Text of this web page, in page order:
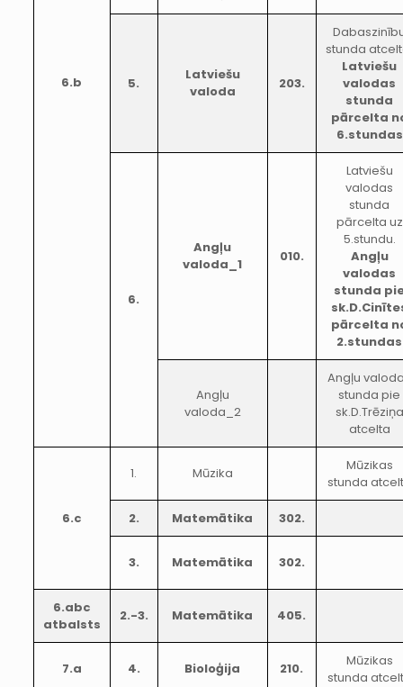
6.b 5.
Latviešu
valoda
203.
stunda
Latviešu
valodas
stunda
pārcelta
6.stundas
6.
Angļu
valoda_1
010.
Latviešu
valodas
stunda
pārcelta uz
5.stundu.
Angļu
valodas
stunda
pārcelta
2.stundas
Angļu
valoda_2
Angļu
stunda pie
sk.D.Trēziņa
atcelta
6.c
1. Mūzika
Mūzikas
stunda
2. Matemātika 302.
3. Matemātika 302.
6.abc
atbalsts
2.-3. Matemātika 405.
7.a 4. Bioloģija 210.
Mūzikas
stunda